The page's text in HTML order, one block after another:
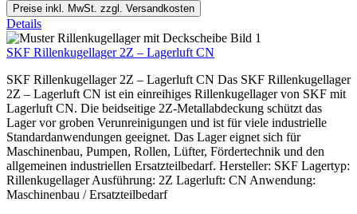
Preise inkl. MwSt. zzgl. Versandkosten
Details
SKF Rillenkugellager 2Z – Lagerluft CN
SKF Rillenkugellager 2Z – Lagerluft CN Das SKF Rillenkugellager
2Z – Lagerluft CN ist ein einreihiges Rillenkugellager von SKF mit
Lagerluft CN. Die beidseitige 2Z-Metallabdeckung schützt das
Lager vor groben Verunreinigungen und ist für viele industrielle
Standardanwendungen geeignet. Das Lager eignet sich für
Maschinenbau, Pumpen, Rollen, Lüfter, Fördertechnik und den
allgemeinen industriellen Ersatzteilbedarf. Hersteller: SKF Lagertyp:
Rillenkugellager Ausführung: 2Z Lagerluft: CN Anwendung:
Maschinenbau / Ersatzteilbedarf